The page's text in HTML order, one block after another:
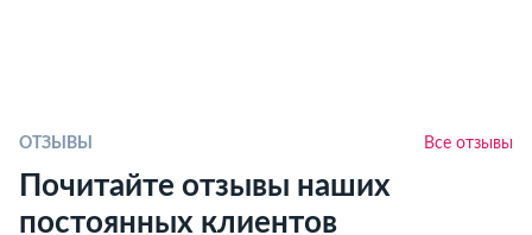
ОТЗЫВЫ Все отзывы
Почитайте отзывы наших
постоянных клиентов